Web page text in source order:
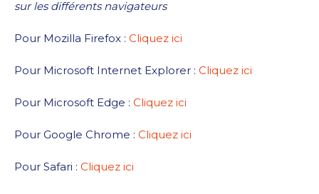
sur les différents navigateurs
Pour Mozilla Firefox : Cliquez ici
Pour Microsoft Internet Explorer : Cliquez ici
Pour Microsoft Edge : Cliquez ici
Pour Google Chrome : Cliquez ici
Pour Safari : Cliquez ici